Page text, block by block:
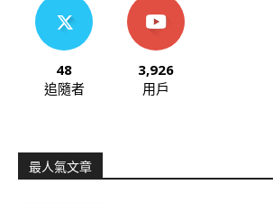
48
追隨者
3,926
用戶
最人氣文章